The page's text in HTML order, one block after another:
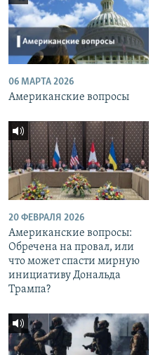
06 МАРТА 2026
Американские вопросы
20 ФЕВРАЛЯ 2026
Американские вопросы:
Обречена на провал, или
что может спасти мирную
инициативу Дональда
Трампа?